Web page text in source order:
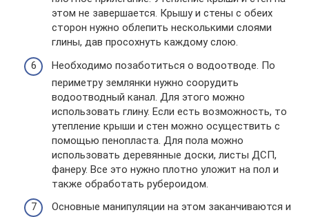
этом не завершается. Крышу и стены с обеих
сторон нужно облепить несколькими слоями
глины, дав просохнуть каждому слою.
Необходимо позаботиться о водоотводе. По
периметру землянки нужно соорудить
водоотводный канал. Для этого можно
использовать глину. Если есть возможность, то
утепление крыши и стен можно осуществить с
помощью пенопласта. Для пола можно
использовать деревянные доски, листы ДСП,
фанеру. Все это нужно плотно уложит на пол и
также обработать рубероидом.
Основные манипуляции на этом заканчиваются и